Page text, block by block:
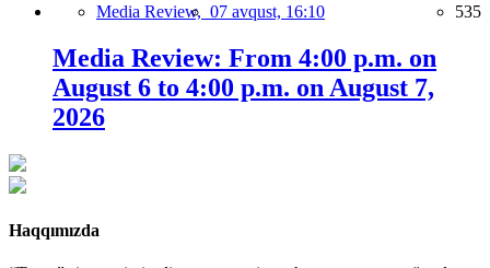
Media Review, 07 avqust, 16:10 535
Media Review: From 4:00 p.m. on
August 6 to 4:00 p.m. on August 7,
2026
Haqqımızda